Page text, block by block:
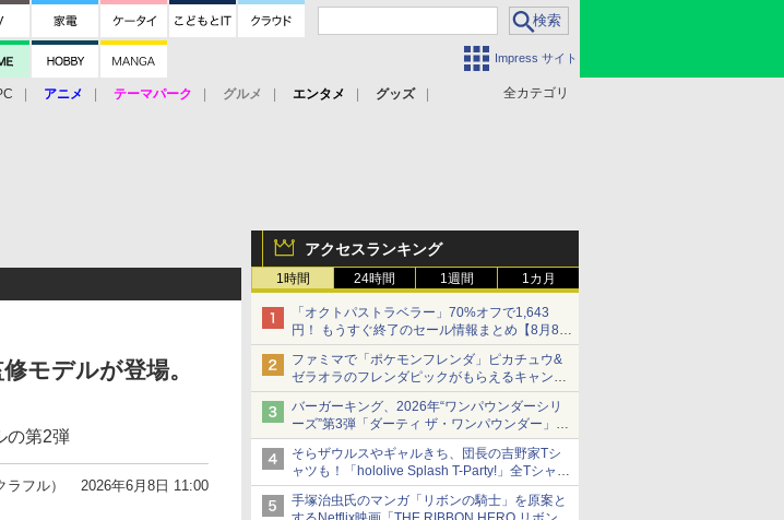
Impress サイト
全カテゴリ
アニメ テーマパーク グルメ エンタメ
グッズ
アクセスランキング
1時間 24時間 1週間 1カ月
「オクトパストラベラー」70%オフで1,643
円！ もうすぐ終了のセール情報まとめ【8月8日
更新】
ニンテンドーeショップでは「大神 絶景版」が
67%オフで990円
ファミマで「ポケモンフレンダ」ピカチュウ&
ゼラオラのフレンダピックがもらえるキャンペ
ーン開催！
バーガーキング、2026年“ワンパウンダーシリ
ーズ”第3弾「ダーティ ザ・ワンパウンダー」を
8月7日発売
「特製ガーリックマヨソース」を使用した超大
型チーズバーガー
そらザウルスやギャルきち、団長の吉野家Tシ
ャツも！「hololive Splash T-Party!」全Tシャツ
ラインナップ公開＆オンライン販売開始
手塚治虫氏のマンガ「リボンの騎士」を原案と
モデルが登場。
の第2弾
フル） 2026年6月8日 11:00